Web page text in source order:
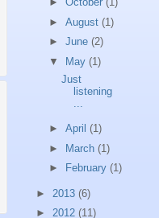
► August (1)
► June (2)
▼
May (1)
Just
listening
► April (1)
► March (1)
►
February (1)
► 2013 (6)
► 2012 (11)